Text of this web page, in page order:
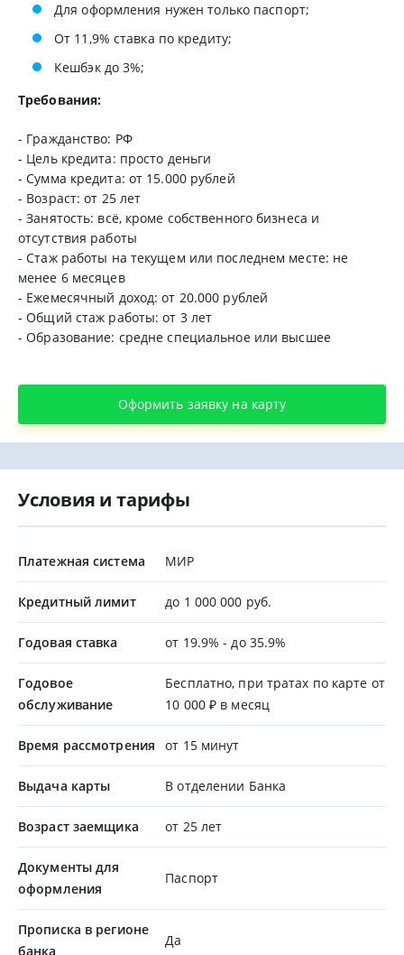
Для оформления нужен только паспорт;
От 11,9% ставка по кредиту;
Кешбэк до 3%;
Требования:
- Гражданство: РФ
- Цель кредита: просто деньги
- Сумма кредита: от 15.000 рублей
- Возраст: от 25 лет
- Занятость: всё, кроме собственного бизнеса и
отсутствия работы
- Стаж работы на текущем или последнем месте: не
менее 6 месяцев
- Ежемесячный доход: от 20.000 рублей
- Общий стаж работы: от 3 лет
- Образование: средне специальное или высшее
Оформить заявку на карту
Условия и тарифы
Платежная система МИР
Кредитный лимит до 1 000 000 руб.
Годовая ставка от 19.9% - до 35.9%
Годовое
обслуживание
Бесплатно, при тратах по карте от
10 000 ₽ в месяц
Время рассмотрения от 15 минут
Выдача карты В отделении Банка
Возраст заемщика от 25 лет
Документы для
оформления
Паспорт
Прописка в регионе
банка
Да